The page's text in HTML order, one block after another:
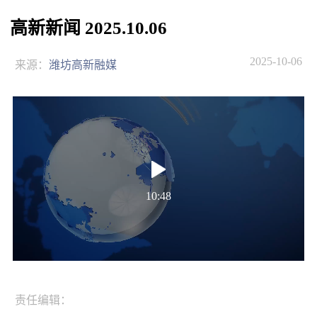
高新新闻 2025.10.06
来源： 潍坊高新融媒 2025-10-06
10:48
责任编辑：